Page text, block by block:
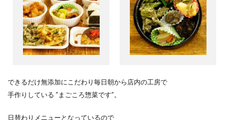
できるだけ無添加にこだわり毎日朝から店内の工房で
手作りしている ”まごころ惣菜です”。
日替わりメニューとなっているので